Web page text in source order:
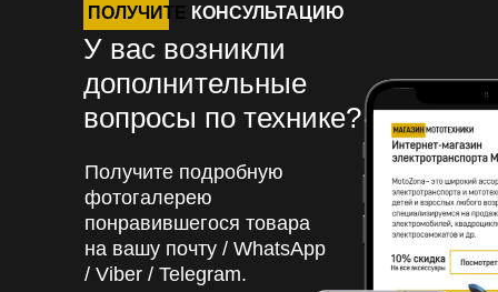
Получите подробную
фотогалерею
понравившегося товара
на вашу почту / WhatsApp
/ Viber / Telegram.
У вас возникли
дополнительные
вопросы по технике?
ПОЛУЧИТЕ КОНСУЛЬТАЦИЮ